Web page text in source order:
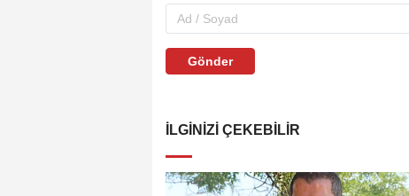
Gönder
İLGINIZI ÇEKEBILIR